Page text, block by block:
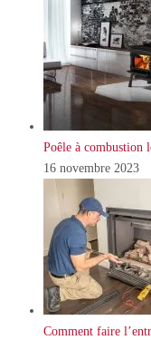
Poêle à combustion
16 novembre 2023
Comment faire